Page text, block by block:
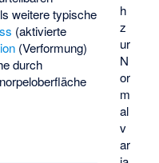
h
z
ur
N
or
m
al
v
ar
weitere typische
(aktivierte
(Verformung)
durch